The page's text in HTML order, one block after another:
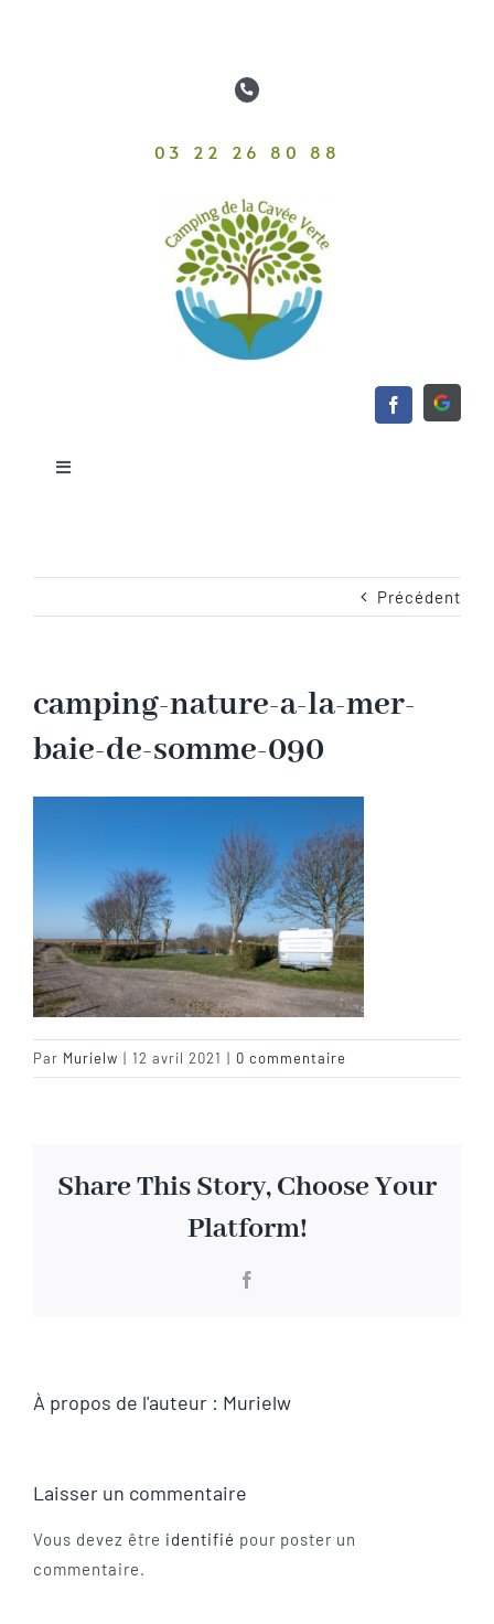
03 22 26 80 88
Toggle
Les services
Les activités en Baie de Somme
Les photos du camping
Visite virtuelle
Précédent
camping-nature-a-la-mer-
baie-de-somme-090
Par Murielw | 12 avril 2021 | 0 commentaire
Share This Story, Choose Your
Platform!
À propos de l'auteur : Murielw
Laisser un commentaire
Vous devez être identifié pour poster un
commentaire.